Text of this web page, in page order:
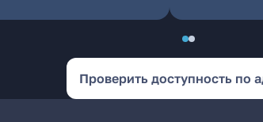
Проверить доступность по